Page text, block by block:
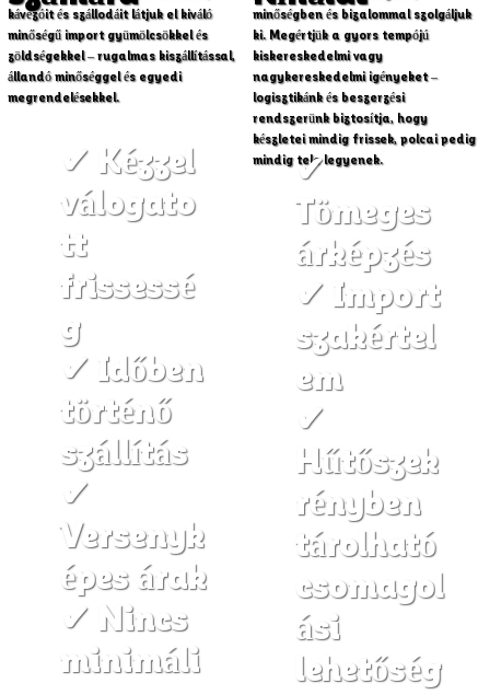
kávézóit és szállodáit látjuk el kiváló
minőségű import gyümölcsökkel és
zöldségekkel – rugalmas kiszállítással,
állandó minőséggel és egyedi
megrendelésekkel.
✔ Kézzel
válogato
tt
frissessé
g
✔ Időben
történő
szállítás
✔
Versenyk
épes árak
✔ Nincs
minimáli
minőségben és bizalommal szolgáljuk
ki. Megértjük a gyors tempójú
kiskereskedelmi vagy
nagykereskedelmi igényeket –
logisztikánk és beszerzési
rendszerünk biztosítja, hogy
készletei mindig frissek, polcai pedig
mindig tele legyenek.
✔
Tömeges
árképzés
✔ Import
szakértel
em
✔
Hűtőszek
rényben
tárolható
csomagol
ási
lehetőség